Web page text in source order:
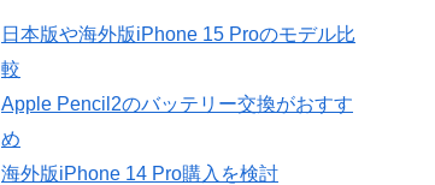
日本版や海外版iPhone 15 Proのモデル比
較
Apple Pencil2のバッテリー交換がおすす
め
海外版iPhone 14 Pro購入を検討